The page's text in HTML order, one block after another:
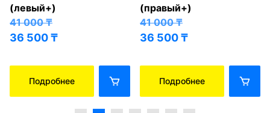
(левый+)
41 000₸
36 500₸
Подробнее
(правый+)
41 000₸
36 500₸
Подробнее